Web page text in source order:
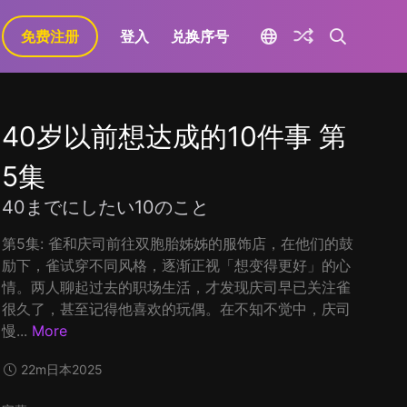
免费注册 登入 兑换序号
40岁以前想达成的10件事 第
5集
40までにしたい10のこと
第5集: 雀和庆司前往双胞胎姊姊的服饰店，在他们的鼓
励下，雀试穿不同风格，逐渐正视「想变得更好」的心
情。两人聊起过去的职场生活，才发现庆司早已关注雀
很久了，甚至记得他喜欢的玩偶。在不知不觉中，庆司
慢... More
22m日本2025